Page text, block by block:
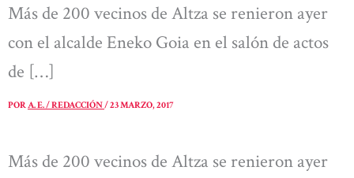
Más de 200 vecinos de Altza se renieron ayer
con el alcalde Eneko Goia en el salón de actos
de […]
PORA. E. / REDACCIÓN/23 MARZO, 2017
Más de 200 vecinos de Altza se renieron ayer